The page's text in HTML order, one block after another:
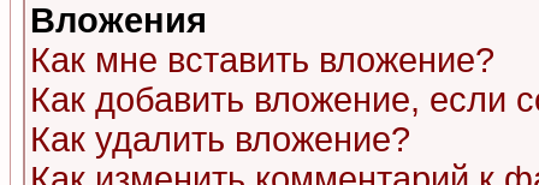
Вложения
Как мне вставить вложение?
Как добавить вложение, если
Как удалить вложение?